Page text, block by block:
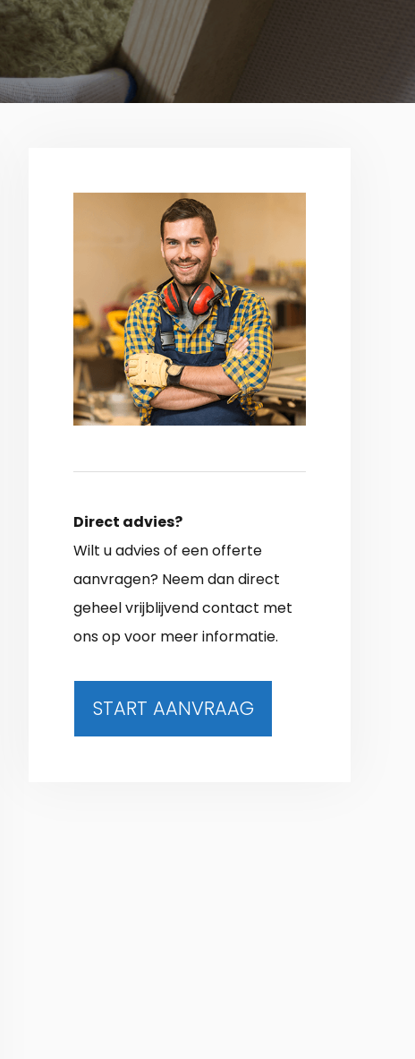
Direct advies?
Wilt u advies of een offerte
aanvragen? Neem dan direct
geheel vrijblijvend contact met
ons op voor meer informatie.
START AANVRAAG